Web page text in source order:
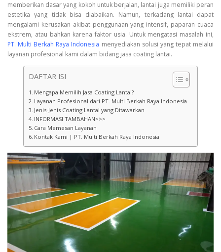
memberikan dasar yang kokoh untuk berjalan, lantai juga memiliki peran
estetika yang tidak bisa diabaikan. Namun, terkadang lantai dapat
mengalami kerusakan akibat penggunaan yang intensif, paparan cuaca
ekstrem, atau bahkan karena faktor usia. Untuk mengatasi masalah ini,
PT. Multi Berkah Raya Indonesia menyediakan solusi yang tepat melalui
layanan profesional kami dalam bidang jasa coating lantai.
DAFTAR ISI
Mengapa Memilih Jasa Coating Lantai?
Layanan Profesional dari PT. Multi Berkah Raya Indonesia
Jenis-Jenis Coating Lantai yang Ditawarkan
INFORMASI TAMBAHAN>>>
Cara Memesan Layanan
Kontak Kami | PT. Multi Berkah Raya Indonesia